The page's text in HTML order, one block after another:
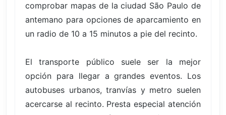
comprobar mapas de la ciudad São Paulo de
antemano para opciones de aparcamiento en
un radio de 10 a 15 minutos a pie del recinto.
El transporte público suele ser la mejor
opción para llegar a grandes eventos. Los
autobuses urbanos, tranvías y metro suelen
acercarse al recinto. Presta especial atención